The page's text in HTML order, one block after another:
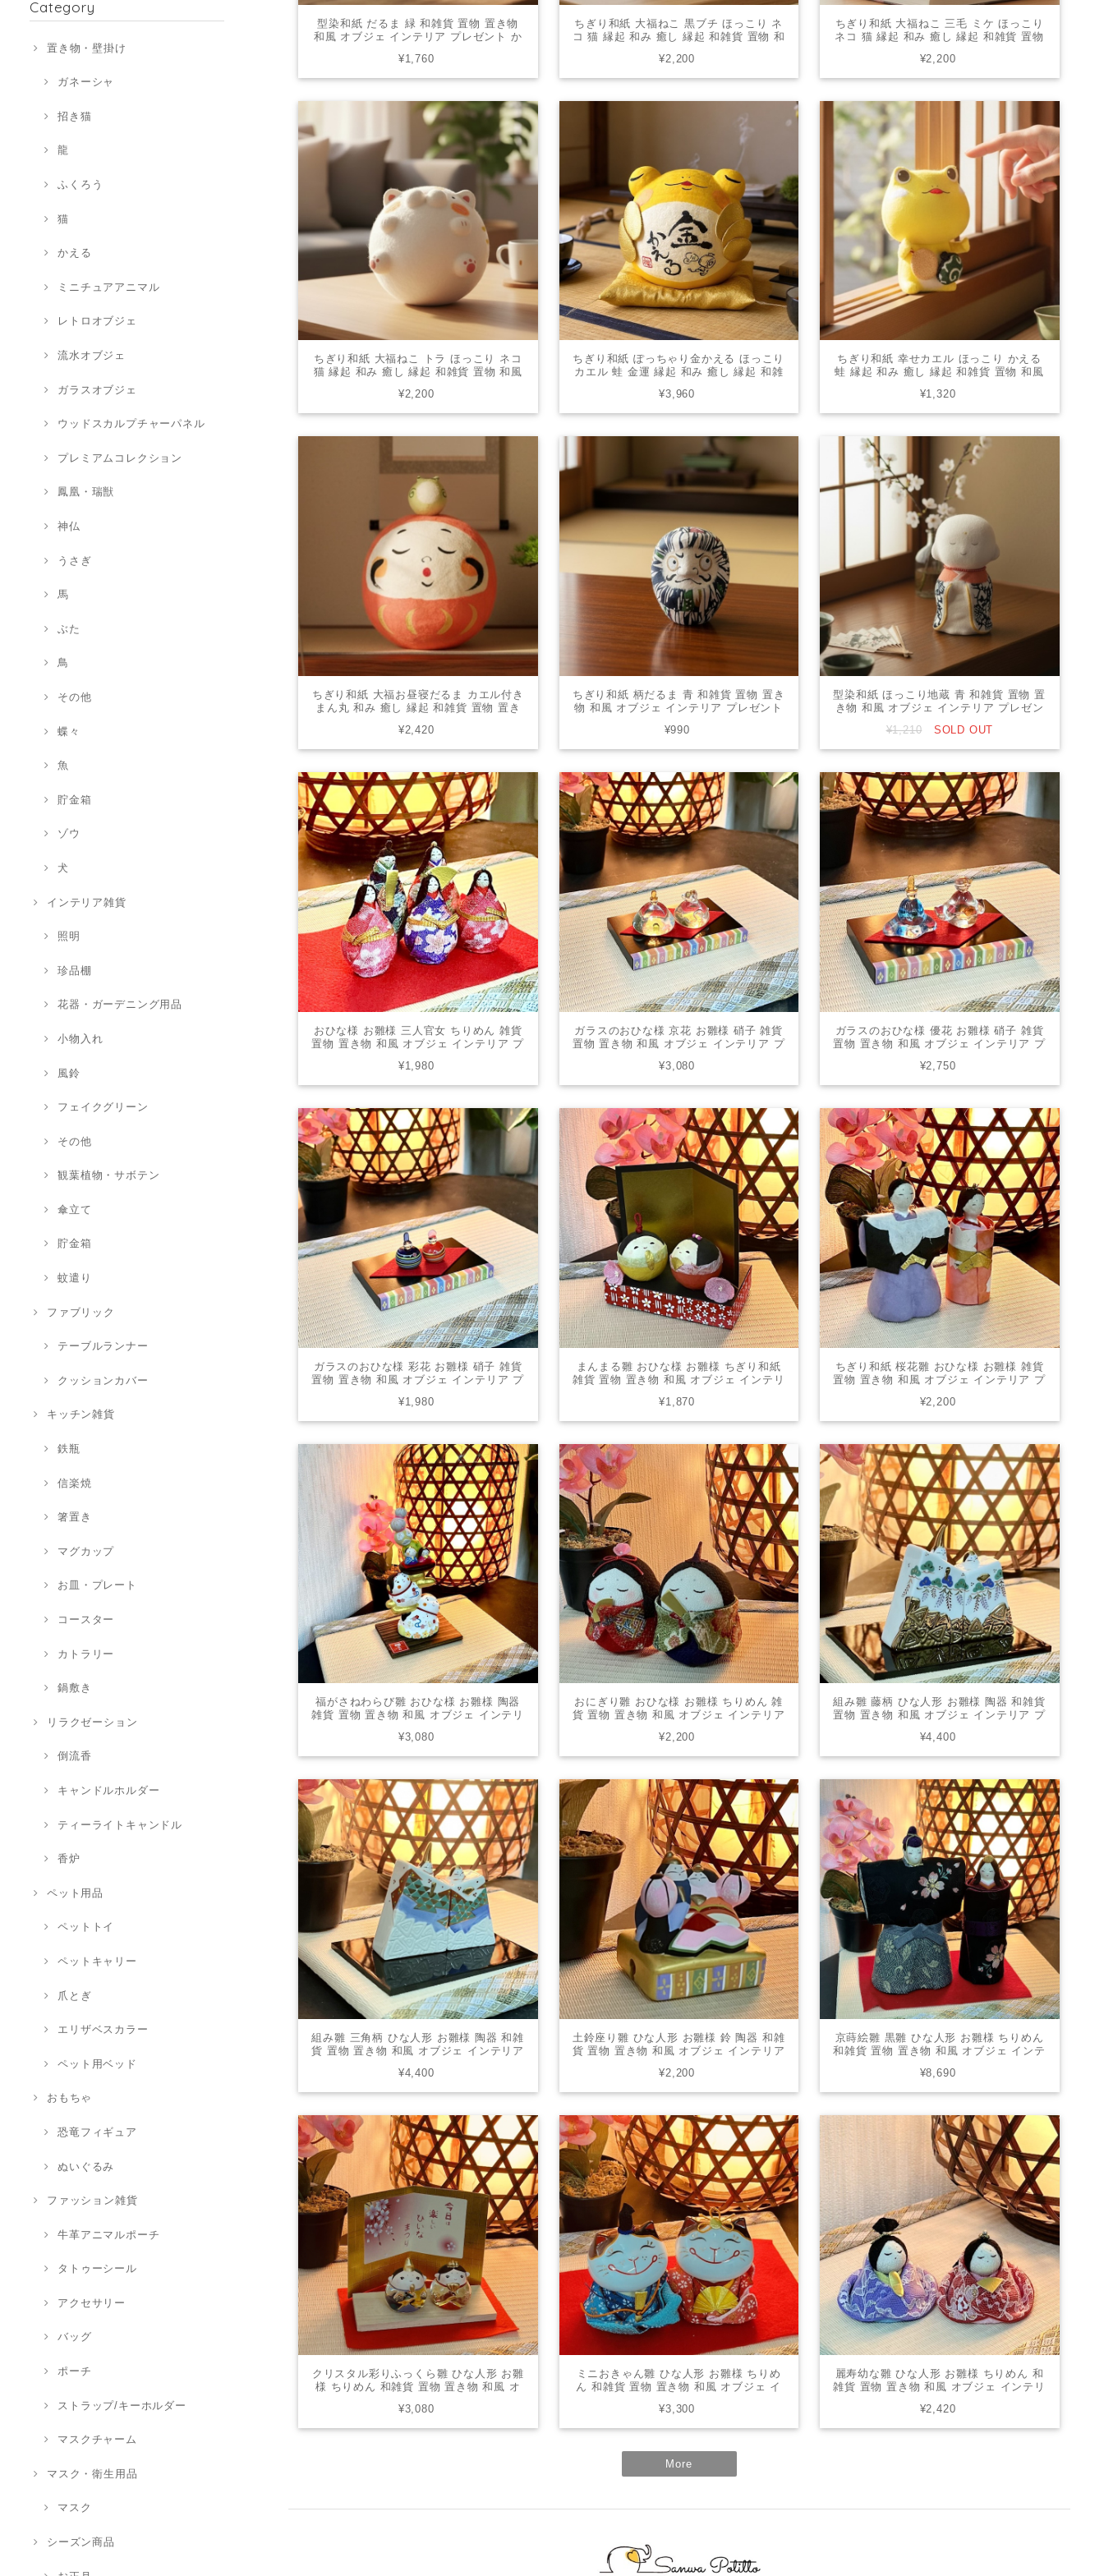
Category
置き物・壁掛け
ガネーシャ
招き猫
龍
ふくろう
猫
かえる
ミニチュアアニマル
レトロオブジェ
流水オブジェ
ガラスオブジェ
ウッドスカルプチャーパネル
プレミアムコレクション
鳳凰・瑞獣
神仏
うさぎ
馬
ぶた
鳥
その他
蝶々
魚
貯金箱
ゾウ
犬
インテリア雑貨
照明
珍品棚
花器・ガーデニング用品
小物入れ
風鈴
フェイクグリーン
その他
観葉植物・サボテン
傘立て
貯金箱
蚊遣り
ファブリック
テーブルランナー
クッションカバー
キッチン雑貨
鉄瓶
信楽焼
箸置き
マグカップ
お皿・プレート
コースター
カトラリー
鍋敷き
リラクゼーション
倒流香
キャンドルホルダー
ティーライトキャンドル
香炉
ペット用品
ペットトイ
ペットキャリー
爪とぎ
エリザベスカラー
ペット用ベッド
おもちゃ
恐竜フィギュア
ぬいぐるみ
ファッション雑貨
牛革アニマルポーチ
タトゥーシール
アクセサリー
バッグ
ポーチ
ストラップ/キーホルダー
マスクチャーム
マスク・衛生用品
マスク
シーズン商品
型染和紙 だるま 緑 和雑貨 置物 置き物
和風 オブジェ インテリア プレゼント か
¥1,760
ちぎり和紙 大福ねこ 黒ブチ ほっこり ネ
コ 猫 縁起 和み 癒し 縁起 和雑貨 置物 和
いい 006-0597C
¥2,200
ちぎり和紙 大福ねこ 三毛 ミケ ほっこり
ネコ 猫 縁起 和み 癒し 縁起 和雑貨 置物
わいい 006-0597A
¥2,200
ちぎり和紙 大福ねこ トラ ほっこり ネコ
猫 縁起 和み 癒し 縁起 和雑貨 置物 和風
い 006-0597B
¥2,200
ちぎり和紙 ぽっちゃり金かえる ほっこり
カエル 蛙 金運 縁起 和み 癒し 縁起 和雑
ント かわいい 006-0574
¥3,960
ちぎり和紙 幸せカエル ほっこり かえる
蛙 縁起 和み 癒し 縁起 和雑貨 置物 和風
い 006-0736
¥1,320
ちぎり和紙 大福お昼寝だるま カエル付き
まん丸 和み 癒し 縁起 和雑貨 置物 置き
かわいい 006-0497A
¥2,420
ちぎり和紙 柄だるま 青 和雑貨 置物 置き
物 和風 オブジェ インテリア プレゼント
¥990
型染和紙 ほっこり地蔵 青 和雑貨 置物 置
き物 和風 オブジェ インテリア プレゼン
¥1,210 SOLD OUT
おひな様 お雛様 三人官女 ちりめん 雑貨
置物 置き物 和風 オブジェ インテリア プ
¥1,980
ガラスのおひな様 京花 お雛様 硝子 雑貨
置物 置き物 和風 オブジェ インテリア プ
¥3,080
ガラスのおひな様 優花 お雛様 硝子 雑貨
置物 置き物 和風 オブジェ インテリア プ
¥2,750
ガラスのおひな様 彩花 お雛様 硝子 雑貨
置物 置き物 和風 オブジェ インテリア プ
¥1,980
まんまる雛 おひな様 お雛様 ちぎり和紙
雑貨 置物 置き物 和風 オブジェ インテリ
¥1,870
ちぎり和紙 桜花雛 おひな様 お雛様 雑貨
置物 置き物 和風 オブジェ インテリア プ
¥2,200
福がさねわらび雛 おひな様 お雛様 陶器
雑貨 置物 置き物 和風 オブジェ インテリ
¥3,080
おにぎり雛 おひな様 お雛様 ちりめん 雑
貨 置物 置き物 和風 オブジェ インテリア
¥2,200
組み雛 藤柄 ひな人形 お雛様 陶器 和雑貨
置物 置き物 和風 オブジェ インテリア プ
¥4,400
組み雛 三角柄 ひな人形 お雛様 陶器 和雑
貨 置物 置き物 和風 オブジェ インテリア
¥4,400
土鈴座り雛 ひな人形 お雛様 鈴 陶器 和雑
貨 置物 置き物 和風 オブジェ インテリア
¥2,200
京蒔絵雛 黒雛 ひな人形 お雛様 ちりめん
和雑貨 置物 置き物 和風 オブジェ インテ
¥8,690
クリスタル彩りふっくら雛 ひな人形 お雛
様 ちりめん 和雑貨 置物 置き物 和風 オ
49-0505
¥3,080
ミニおきゃん雛 ひな人形 お雛様 ちりめ
ん 和雑貨 置物 置き物 和風 オブジェ イ
¥3,300
麗寿幼な雛 ひな人形 お雛様 ちりめん 和
雑貨 置物 置き物 和風 オブジェ インテリ
¥2,420
More